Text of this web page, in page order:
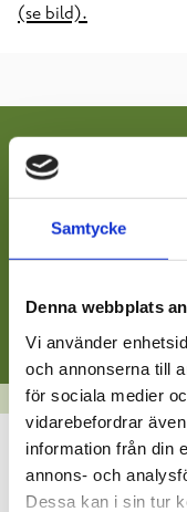
Samtycke
Denna webbplats
Vi använder
och annonserna till
för sociala medier
vidarebefordrar
information från din
annons- och
Dessa kan i sin tur
(se bild).
BULLERLOV
Bullerlov:
järnvägen i